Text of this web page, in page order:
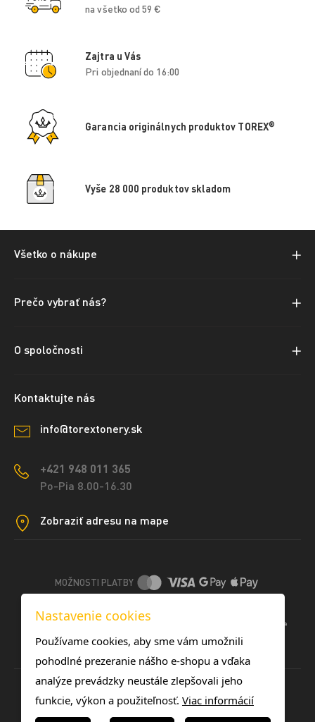
na všetko od 59 €
Zajtra u Vás
Pri objednaní do 16:00
Garancia originálnych produktov TOREX®
Vyše 28 000 produktov skladom
Všetko o nákupe
Prečo vybrať nás?
O spoločnosti
Kontaktujte nás
info@torextonery.sk
+421 948 011 365
Po-Pia 8.00-16.30
Zobraziť adresu na mape
MOŽNOSTI PLATBY
Nastavenie cookies
Používame cookies, aby sme vám umožnili
pohodlné prezeranie nášho e-shopu a vďaka
analýze prevádzky neustále zlepšovali jeho
funkcie, výkon a použiteľnosť. Viac informácií